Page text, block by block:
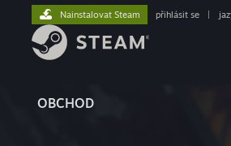
OBCHOD
Nainstalovat Steam přihlásit se